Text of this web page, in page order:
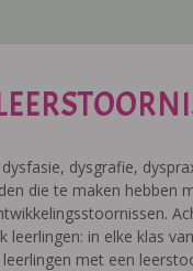
dysgrafie,
die te maken hebben
leerlingen: in elke klas
met een